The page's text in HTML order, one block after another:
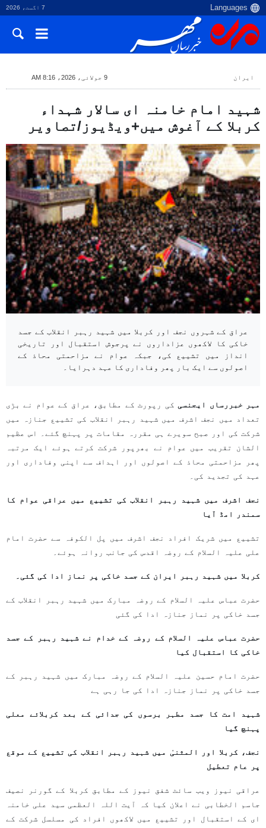
7 اگست، 2026
ایران 9 جولائی، 2026، 8:16 AM
شہید امام خامنہ ای سالار شہداء
کربلا کے آغوش میں+ویڈیوز/تصاویر
عراق کے شہروں نجف اور کربلا میں شہید رہبر انقلاب کے جسد
خاکی کا لاکھوں عزاداروں نے پرجوش استقبال اور تاریخی
انداز میں تشییع کی، جبکہ عوام نے مزاحمتی محاذ کے
اصولوں سے ایک بار پھر وفاداری کا عہد دہرایا۔
مہر خبررساں ایجنسی کی رپورٹ کے مطابق، عراق کے عوام نے بڑی
تعداد میں نجف اشرف میں شہید رہبر انقلاب کی تشییع جنازہ میں
شرکت کی اور صبح سویرے ہی مقررہ مقامات پر پہنچ گئے۔ اس عظیم
الشان تقریب میں عوام نے بھرپور شرکت کرتے ہوئے ایک مرتبہ
پھر مزاحمتی محاذ کے اصولوں اور اہداف سے اپنی وفاداری اور
عہد کی تجدید کی۔
نجف اشرف میں شہید رہبر انقلاب کی تشییع میں عراقی عوام کا
سمندر امڈ آیا
تشییع میں شریک افراد نجف اشرف میں پل الکوفہ سے حضرت امام
علی علیہ السلام کے روضہ اقدس کی جانب روانہ ہوئے۔
کربلا میں شہید رہبر ایران کے جسد خاکی پر نماز ادا کی گئی۔
حضرت عباس علیہ السلام کے روضہ مبارک میں شہید رہبر انقلاب کے
جسد خاکی پر نماز جنازہ ادا کی گئی
حضرت عباس علیہ السلام کے روضہ کے خدام نے شہید رہبر کے جسد
خاکی کا استقبال کیا
حضرت امام حسین علیہ السلام کے روضہ مبارک میں شہید رہبر کے
جسد خاکی پر نماز جنازہ ادا کی جا رہی ہے
شہید امت کا جسد مطہر برسوں کی جدائی کے بعد کربلائے معلی
پہنچ گیا
نجف، کربلا اور المثنیٰ میں شہید رہبر انقلاب کی تشییع کے موقع
پر عام تعطیل
عراقی نیوز ویب سائٹ شفق نیوز کے مطابق کربلا کے گورنر نصیف
جاسم الخطابی نے اعلان کیا کہ آیت اللہ العظمی سید علی خامنہ
ای کے استقبال اور تشییع میں لاکھوں افراد کی مسلسل شرکت کے